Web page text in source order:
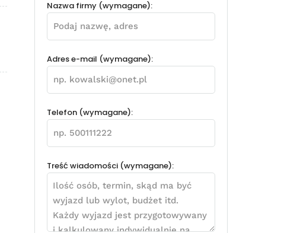
Nazwa firmy (wymagane):
Adres e-mail (wymagane):
Telefon (wymagane):
Treść wiadomości (wymagane):